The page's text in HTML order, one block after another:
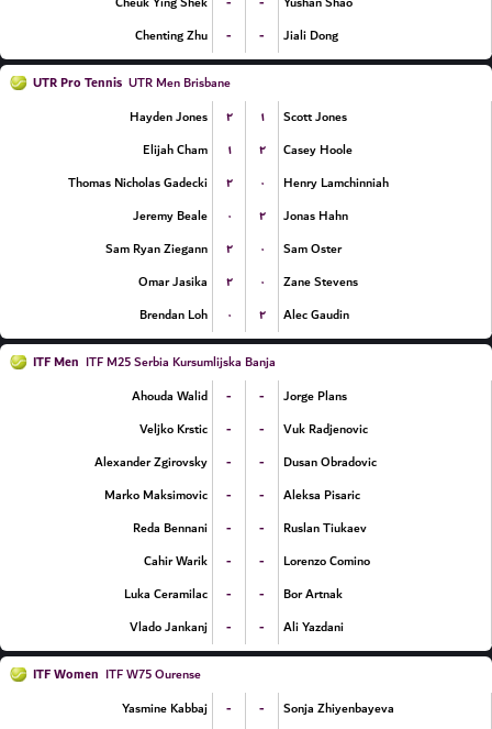
Chenting Zhu
- - Jiali Dong
UTR Pro Tennis UTR Men Brisbane
Hayden Jones
۲ ۱
Scott Jones
Elijah Cham
۱ ۲
Casey Hoole
Thomas Nicholas Gadecki
۲ ۰
Henry Lamchinniah
Jeremy Beale
۰ ۲
Jonas Hahn
Sam Ryan Ziegann
۲ ۰
Sam Oster
Omar Jasika
۲ ۰
Zane Stevens
Brendan Loh
۰ ۲ Alec Gaudin
ITF Men ITF M25 Serbia Kursumlijska Banja
Ahouda Walid
- -
Jorge Plans
Veljko Krstic
- -
Vuk Radjenovic
Alexander Zgirovsky
- -
Dusan Obradovic
Marko Maksimovic
- -
Aleksa Pisaric
Reda Bennani
- -
Ruslan Tiukaev
Cahir Warik
- -
Lorenzo Comino
Luka Ceramilac
- -
Bor Artnak
Vlado Jankanj
- - Ali Yazdani
ITF Women ITF W75 Ourense
Yasmine Kabbaj
- -
Sonja Zhiyenbayeva